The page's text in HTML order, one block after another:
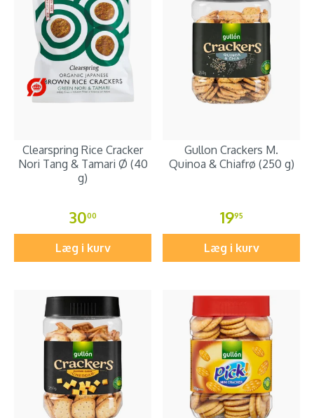
Clearspring Rice Cracker
Nori Tang & Tamari Ø (40
g)
3000
Læg i kurv
Gullon Crackers M.
Quinoa & Chiafrø (250 g)
1995
Læg i kurv